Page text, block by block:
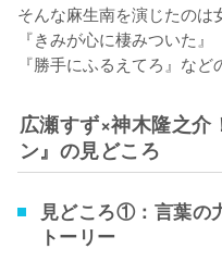
そんな麻生南を演じたのは
『きみが心に棲みついた
『勝手にふるえてろ』など
広瀬すず×神木隆之介
ン』の見どころ
見どころ①：言葉の
トーリー